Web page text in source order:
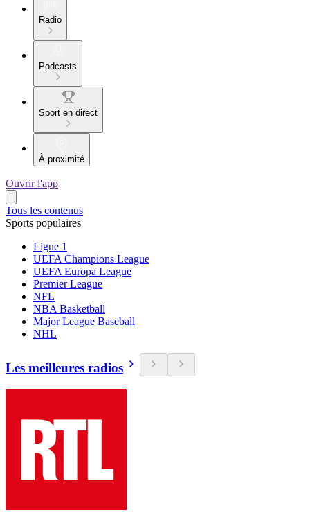
Radio
Podcasts
Sport en direct
À proximité
Ouvrir l'app
Tous les contenus
Sports populaires
Ligue 1
UEFA Champions League
UEFA Europa League
Premier League
NFL
NBA Basketball
Major League Baseball
NHL
Les meilleures radios